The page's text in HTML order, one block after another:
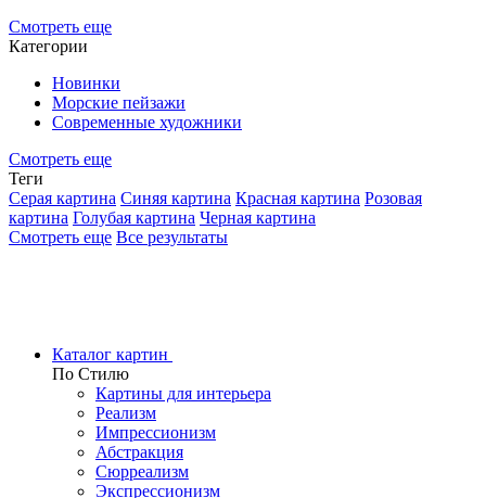
Смотреть еще
Категории
Новинки
Морские пейзажи
Современные художники
Смотреть еще
Теги
Серая картина Синяя картина Красная картина Розовая
картина Голубая картина Черная картина
Смотреть еще Все результаты
Каталог картин
По Стилю
Картины для интерьера
Реализм
Импрессионизм
Абстракция
Сюрреализм
Экспрессионизм